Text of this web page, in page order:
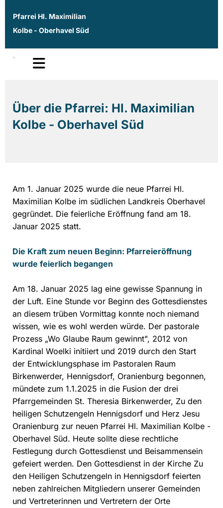
Pfarrei Hl. Maximilian
Kolbe - Oberhavel Süd
Über die Pfarrei: Hl. Maximilian
Kolbe - Oberhavel Süd
Am 1. Januar 2025 wurde die neue Pfarrei Hl.
Maximilian Kolbe im südlichen Landkreis Oberhavel
gegründet. Die feierliche Eröffnung fand am 18.
Januar 2025 statt.
Die Kraft zum neuen Beginn: Pfarreieröffnung
wurde feierlich begangen
Am 18. Januar 2025 lag eine gewisse Spannung in
der Luft. Eine Stunde vor Beginn des Gottesdienstes
an diesem trüben Vormittag konnte noch niemand
wissen, wie es wohl werden würde. Der pastorale
Prozess „Wo Glaube Raum gewinnt", 2012 von
Kardinal Woelki initiiert und 2019 durch den Start
der Entwicklungsphase im Pastoralen Raum
Birkenwerder, Hennigsdorf, Oranienburg begonnen,
mündete zum 1.1.2025 in die Fusion der drei
Pfarrgemeinden St. Theresia Birkenwerder, Zu den
heiligen Schutzengeln Hennigsdorf und Herz Jesu
Oranienburg zur neuen Pfarrei Hl. Maximilian Kolbe -
Oberhavel Süd. Heute sollte diese rechtliche
Festlegung durch Gottesdienst und Beisammensein
gefeiert werden. Den Gottesdienst in der Kirche Zu
den Heiligen Schutzengeln in Hennigsdorf feierten
neben zahlreichen Mitgliedern unserer Gemeinden
und Vertreterinnen und Vertretern der Orte